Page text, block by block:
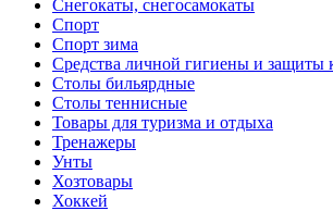
Снегокаты, снегосамокаты
Спорт
Спорт зима
Средства личной гигиены и защиты
Столы бильярдные
Столы теннисные
Товары для туризма и отдыха
Тренажеры
Унты
Хозтовары
Хоккей